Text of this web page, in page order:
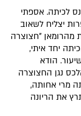
לכיתה. אספתי
יצליח לשאוב
מהרומאן "חצוצרה
יחד איתי,
הודא
נגן החצוצרה
מרי אחותה,
את הריונה